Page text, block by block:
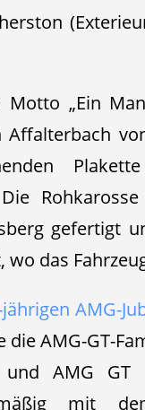
„Ein
gefertigt
das
AMG-
die AMG-GT-
und AMG
mit